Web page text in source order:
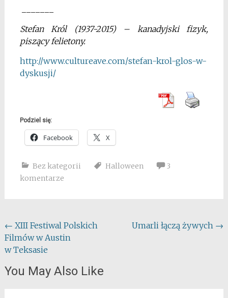
Stefan Król (1937-2015) – kanadyjski fizyk,
piszący felietony.
http://www.cultureave.com/stefan-krol-glos-w-
dyskusji/
Podziel się:
Facebook X
Bez kategorii Halloween
3
komentarze
Post
navigation
← XIII Festiwal Polskich
Filmów w Austin
w Teksasie
Umarli łączą żywych →
You May Also Like